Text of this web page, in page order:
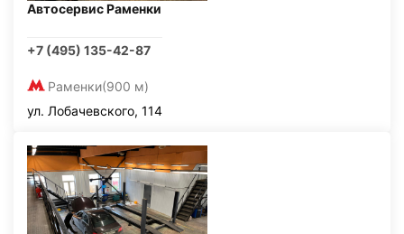
Автосервис Раменки
+7 (495) 135-42-87
Раменки(900 м)
ул. Лобачевского, 114